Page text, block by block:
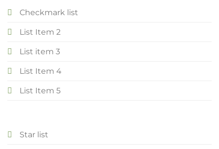
Checkmark list
List Item 2
List item 3
List Item 4
List Item 5
Star list